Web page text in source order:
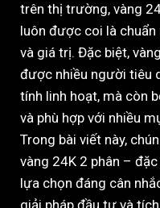
trên thị trường, vàng
luôn được coi là
và giá trị. Đặc biệt,
được nhiều người tiêu
tính linh hoạt, mà còn
và phù hợp với nhiều
Trong bài viết này,
vàng 24K 2 phân –
lựa chọn đáng cân
giải pháp đầu tư và